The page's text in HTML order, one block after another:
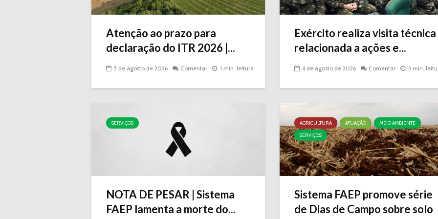
Atenção ao prazo para
declaração do ITR 2026 |...
5 de agosto de 2026 Comentar 1 min. leitura
Exército realiza visita técnica
relacionada a ações e...
4 de agosto de 2026 Comentar 3 min.
SERVIÇOS
NOTA DE PESAR | Sistema
FAEP lamenta a morte do...
AGRICULTURA ATUAÇÃO
MEIO AMBIENTE
SERVIÇOS
Sistema FAEP promove série
de Dias de Campo sobre solo